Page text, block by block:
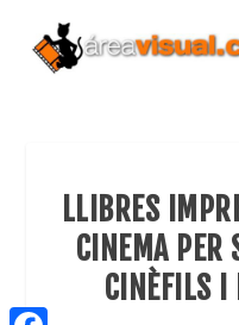
LLIBRES
CINEMA PER
CINÈFILS I